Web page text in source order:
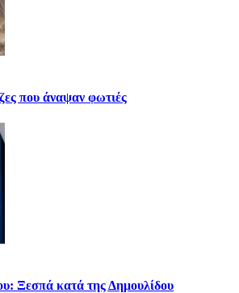
που άναψαν φωτιές
Ξεσπά κατά της Δημουλίδου